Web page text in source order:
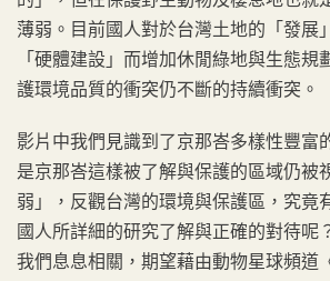
薄弱。目前國人對於台灣土地的「發展
「硬體建設」而增加休閒綠地與生態規
護環境品質的衝突仍不斷的持續衝突。
影片中我們見識到了京那峇多樣性豐富
是京那峇這樣被了解與保護的區域仍被
弱」，反觀台灣的環境與保護區，究竟
國人所詳細的研究了解與正確的對待呢
我們息息相關，期望藉由動物星球頻道